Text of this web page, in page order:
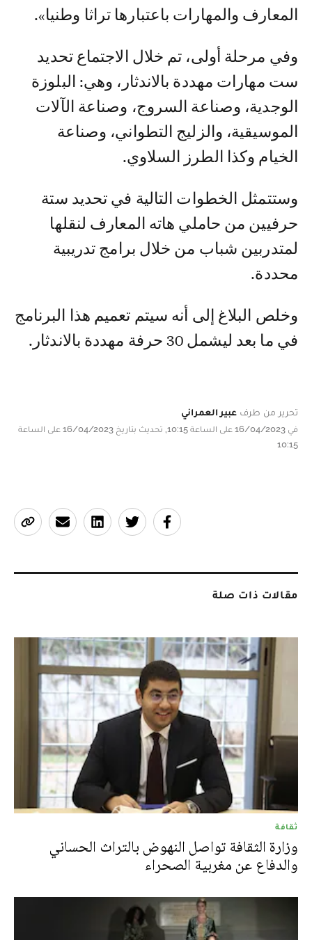
المعارف والمهارات باعتبارها تراثا وطنيا».
وفي مرحلة أولى، تم خلال الاجتماع تحديد
ست مهارات مهددة بالاندثار، وهي: البلوزة
الوجدية، وصناعة السروج، وصناعة الآلات
الموسيقية، والزليج التطواني، وصناعة
الخيام وكذا الطرز السلاوي.
وستتمثل الخطوات التالية في تحديد ستة
حرفيين من حاملي هاته المعارف لنقلها
لمتدربين شباب من خلال برامج تدريبية
محددة.
وخلص البلاغ إلى أنه سيتم تعميم هذا البرنامج
في ما بعد ليشمل 30 حرفة مهددة بالاندثار.
تحرير من طرف عبير العمراني
في 16/04/2023 على الساعة 10:15, تحديث بتاريخ 16/04/2023 على الساعة
10:15
مقالات ذات صلة
ثقافة
وزارة الثقافة تواصل النهوض بالتراث الحساني
والدفاع عن مغربية الصحراء